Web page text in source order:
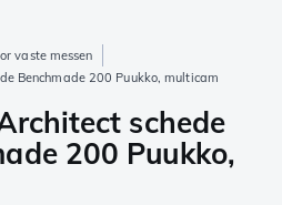
vaste messen
Benchmade 200 Puukko, multicam
schede
200 Puukko,